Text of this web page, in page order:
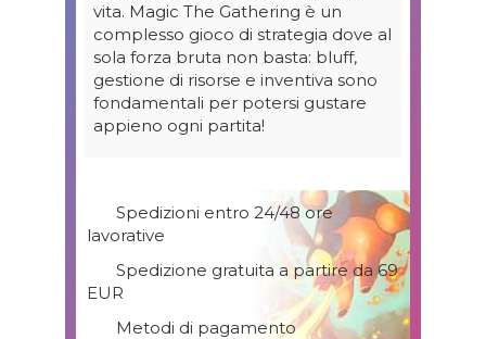
Spedizioni entro 24/48 ore
lavorative
Spedizione gratuita a partire da 69
EUR
Metodi di pagamento
vita. Magic The Gathering è un
complesso gioco di strategia dove al
sola forza bruta non basta: bluff,
gestione di risorse e inventiva sono
fondamentali per potersi gustare
appieno ogni partita!